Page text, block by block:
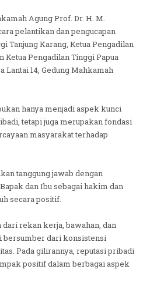
Agung Prof. Dr. H. M.
pelantikan dan pengucapan
Tanjung Karang, Ketua Pengadilan
Ketua Pengadilan Tinggi Papua
Lantai 14, Gedung Mahkamah
hanya menjadi aspek kunci
tetapi juga merupakan fondasi
masyarakat terhadap
tanggung jawab dengan
dan Ibu sebagai hakim dan
secara positif.
rekan kerja, bawahan, dan
bersumber dari konsistensi
Pada gilirannya, reputasi pribadi
positif dalam berbagai aspek